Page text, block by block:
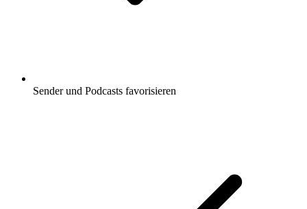
Sender und Podcasts favorisieren